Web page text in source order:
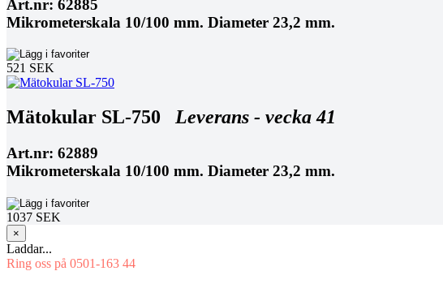
Art.nr: 62885
Mikrometerskala 10/100 mm. Diameter 23,2 mm.
521 SEK
Mätokular SL-750 Leverans - vecka 41
Art.nr: 62889
Mikrometerskala 10/100 mm. Diameter 23,2 mm.
1037 SEK
×
Laddar...
Ring oss på 0501-163 44